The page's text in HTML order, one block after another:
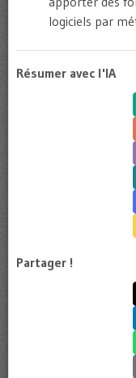
logiciels par
Résumer avec l'IA
Partager !